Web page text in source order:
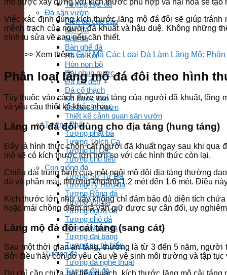
Tượng hạc đá
Đá sân vườn
Biển đá cao cấp
Đèn đá
Sập đá
Bàn ghế đá
Hồ cá Koi
Hòn non bộ
Đài phun nước
Đá lũa đen
Đá cổ thạch
Đá bước dạo
Đá lát sân vườn
Thiết kế cảnh quan sân vườn
Tượng Phật
Tượng phật bà
Tượng Thích Ca
Tượng Di Lặc
Tượng chú tiểu
Con giống đá
Tượng Sư Tử Đá
Tượng Tỳ Hưu đá
Tượng Rồng đá
Tượng Voi đá
Tượng ngựa đá
Tượng chó đá
Tượng Nghê đá
Tượng đại bàng
Tượng sư tử biển
Tượng đá
Tượng đá nghệ thuật
Tượng đài đá
Việc xác định đúng kích thước lăng mộ đá đôi sẽ giúp
mệnh trạch của người đã khuất và hậu duệ. Không những
trình tu sửa về sau nếu cần thiết.
>> Xem thêm:Giải Mã Các Loại Đá Làm Lăng Mộ:
Phân loại lăng mộ đá đôi theo hình
Tùy thuộc vào cách thức mai táng của người đã khuất,
và yêu cầu thiết kế khác nhau.
Lăng mộ đá đôi dùng cho địa táng (hung táng)
Đây là hình thức chôn cất người đã khuất ngay sau khi qua
mộ sẽ có kích thước lớn hơn so với các hình thức còn lại.
Chiều dài trung bình của một ngôi mộ đôi địa táng thường
đá và phần mái, thường khoảng 1.2 mét đến 1.6 mét. Điều
Kích thước lớn như vậy không chỉ đảm bảo đủ diện tích
hoặc mái chồng diêm mà vẫn giữ được sự cân đối, uy
Lăng mộ đá đôi cải táng (sang cát)
Sau một thời gian an táng, thường là từ 3 đến 5 năm,
Bởi điều này còn do yêu cầu về vệ sinh môi trường và tập tục